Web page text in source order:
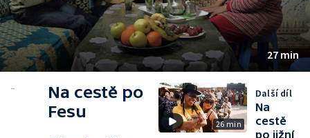
27 min
Na cestě po
Fesu
26 min
Další díl
Na
cestě
po jižní